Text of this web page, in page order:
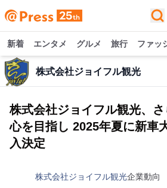
新着 エンタメ グルメ 旅行 ファッ
株式会社ジョイフル観光
株式会社ジョイフル観光、
心を目指し 2025年夏に新車
入決定
株式会社ジョイフル観光企業動向